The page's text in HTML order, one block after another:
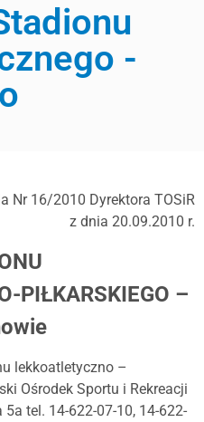
-
Nr 16/2010 Dyrektora TOSiR
z dnia 20.09.2010 r.
PIŁKARSKIEGO –
lekkoatletyczno –
Ośrodek Sportu i Rekreacji
tel. 14-622-07-10, 14-622-